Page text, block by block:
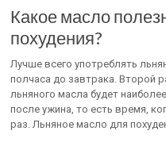
Какое масло
похудения?
Лучше всего употреблять
полчаса до завтрака. Второй
льняного масла будет
после ужина, то есть время,
раз. Льняное масло для